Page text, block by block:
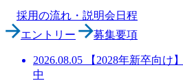
採用の流れ・説明会日程
エントリー
募集要項
2026.08.05 【2028年新卒向け
中